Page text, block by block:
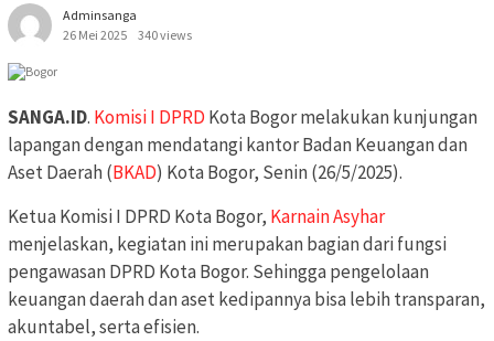
Adminsanga
26 Mei 2025
340 views
SANGA.ID. Komisi I DPRD Kota Bogor melakukan kunjungan
lapangan dengan mendatangi kantor Badan Keuangan dan
Aset Daerah (BKAD) Kota Bogor, Senin (26/5/2025).
Ketua Komisi I DPRD Kota Bogor, Karnain Asyhar
menjelaskan, kegiatan ini merupakan bagian dari fungsi
pengawasan DPRD Kota Bogor. Sehingga pengelolaan
keuangan daerah dan aset kedipannya bisa lebih transparan,
akuntabel, serta efisien.